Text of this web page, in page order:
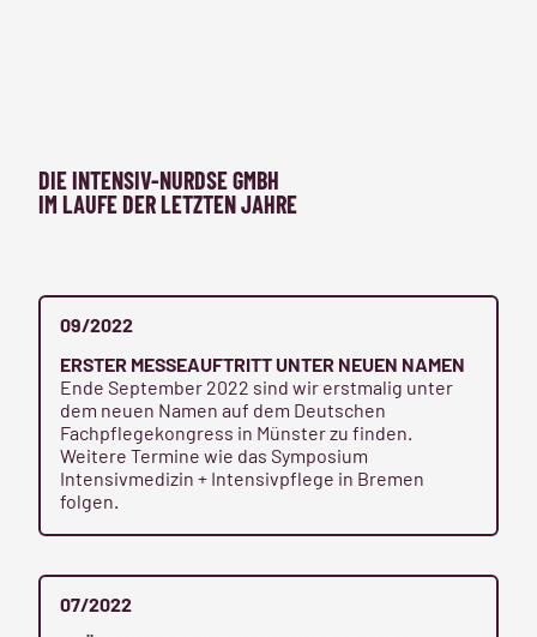
DIE INTENSIV-NURDSE GMBH
IM LAUFE DER LETZTEN JAHRE
09/2022
ERSTER MESSEAUFTRITT UNTER NEUEN NAMEN
Ende September 2022 sind wir erstmalig unter
dem neuen Namen auf dem Deutschen
Fachpflegekongress in Münster zu finden.
Weitere Termine wie das Symposium
Intensivmedizin + Intensivpflege in Bremen
folgen.
07/2022